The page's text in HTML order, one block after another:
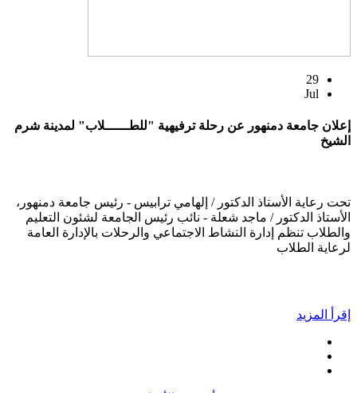
29
Jul
إعلان جامعة دمنهور عن رحلة ترفيهية "للطــــــلاب" لمدينة شرم
الشيخ
تحت رعاية الأستاذ الدكتور / إلهامي ترابيس - رئيس جامعة دمنهور،
الأستاذ الدكتور / ماجد شعلة - نائب رئيس الجامعة لشئون التعليم
والطلاب تنظم إدارة النشاط الاجتماعي والرحلات بالإدارة العامة
لرعاية الطلاب
إقرأ المزيد